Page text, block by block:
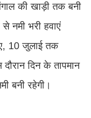
की खाड़ी तक बनी
नमी भरी हवाएं
10 जुलाई तक
दिन के तापमान
बनी रहेगी।